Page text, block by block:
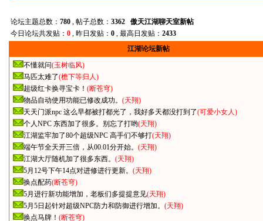
论坛主题总数： 780 , 帖子总数： 3362
傲天江湖聊天室新帖
今日论坛共发贴： 0 , 昨日发贴： 0 , 最高日发贴： 2433
江湖论坛新帖
不懂就问(玉树临风)
马匹太难了(檐下等归人)
超级红卡换寻宝卡！ (断苍穹)
物品自动使用功能已修改成功。 (天翔)
天天门派npc 这么早都被打都光了，我好多天都没打到了(可爱小女人)
个人NPC 东西加了很多。别忘了打哟(天翔)
江湖监牢加了80个超级NPC 高手们不够打(天翔)
端午节全天开三倍，从00.01分开始。 (天翔)
江湖大厅随机加了很多东西。 (天翔)
5月12号下午14点对进修进行更新。 (天翔)
换点配药(断苍穹)
5月进行新功能增加，老板们多提提意见(天翔)
5月5日起针对超级NPC防力和防御进行增加。 (天翔)
换点马牌！ (断苍穹)